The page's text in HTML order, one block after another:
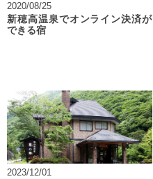
2020/08/25
新穂高温泉でオンライン決済が
できる宿
2023/12/01